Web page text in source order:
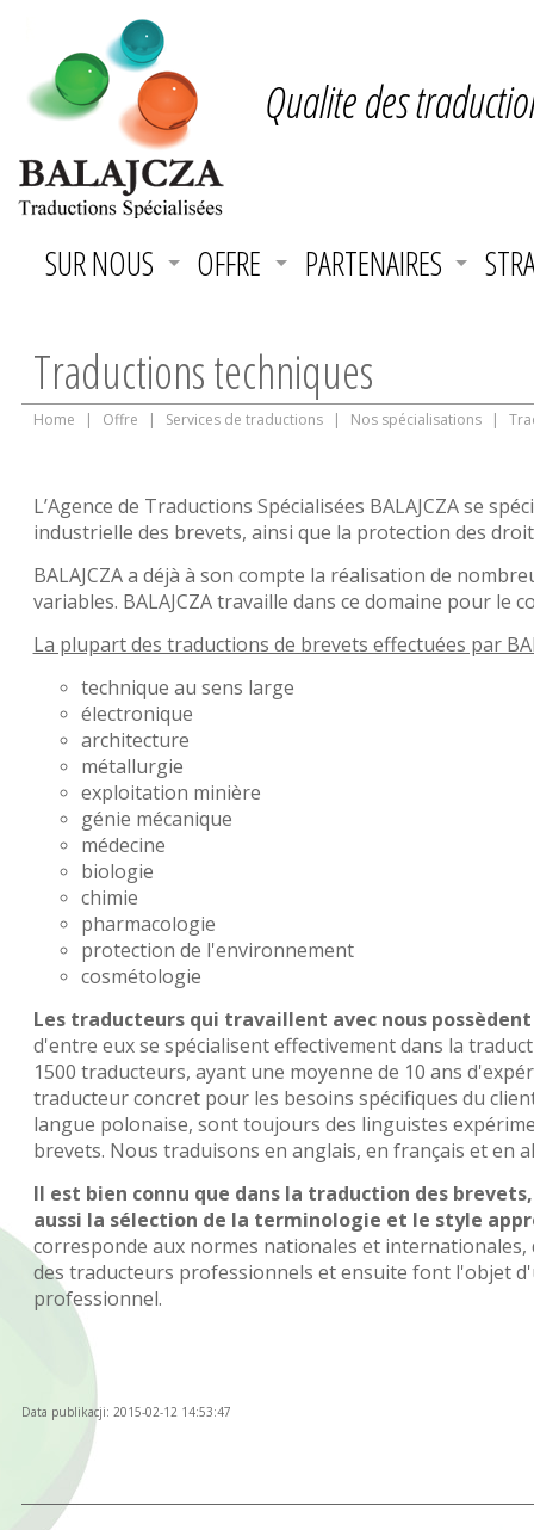
Qualite des
SUR NOUS OFFRE PARTENAIRES
Traductions techniques
Home | Offre | Services de traductions | Nos spécialisations |
L’Agence de Traductions Spécialisées BALAJCZA se
industrielle des brevets, ainsi que la protection des
BALAJCZA a déjà à son compte la réalisation de
variables. BALAJCZA travaille dans ce domaine pour
La plupart des traductions de brevets effectuées par
technique au sens large
électronique
architecture
métallurgie
exploitation minière
génie mécanique
médecine
biologie
chimie
pharmacologie
protection de l'environnement
cosmétologie
Les traducteurs qui travaillent avec nous
d'entre eux se spécialisent effectivement dans la
1500 traducteurs, ayant une moyenne de 10 ans
traducteur concret pour les besoins spécifiques du
langue polonaise, sont toujours des linguistes
brevets. Nous traduisons en anglais, en français et en
Il est bien connu que dans la traduction des
aussi la sélection de la terminologie et le style
corresponde aux normes nationales et internationales,
des traducteurs professionnels et ensuite font l'objet
professionnel.
Data publikacji: 2015-02-12 14:53:47